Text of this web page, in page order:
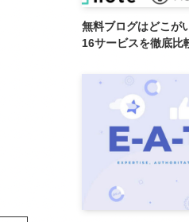
無料ブログはどこが
16サービスを徹底比